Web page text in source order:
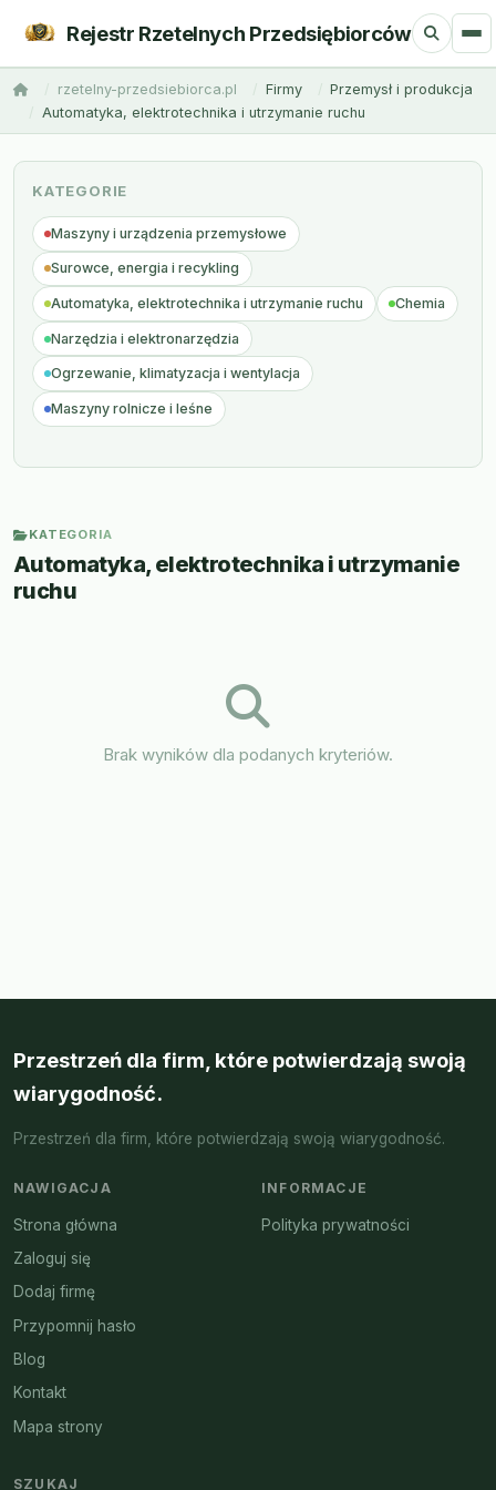
Rejestr Rzetelnych Przedsiębiorców
rzetelny-przedsiebiorca.pl Firmy
Przemysł i produkcja
Automatyka, elektrotechnika i utrzymanie ruchu
KATEGORIE
Maszyny i urządzenia przemysłowe
Surowce, energia i recykling
Automatyka, elektrotechnika i utrzymanie ruchu Chemia
Narzędzia i elektronarzędzia
Ogrzewanie, klimatyzacja i wentylacja
Maszyny rolnicze i leśne
KATEGORIA
Automatyka, elektrotechnika i utrzymanie
ruchu
Brak wyników dla podanych kryteriów.
Przestrzeń dla firm, które potwierdzają swoją
wiarygodność.
Przestrzeń dla firm, które potwierdzają swoją wiarygodność.
NAWIGACJA
Strona główna
Zaloguj się
Dodaj firmę
Przypomnij hasło
Blog
Kontakt
Mapa strony
INFORMACJE
Polityka prywatności
SZUKAJ